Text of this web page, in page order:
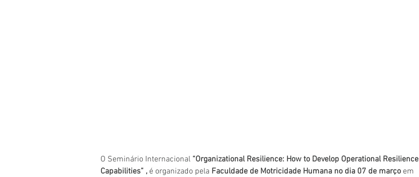
O Seminário Internacional “Organizational Resilience: How to Develop Operational Resilience
Capabilities” , é organizado pela Faculdade de Motricidade Humana no dia 07 de março em